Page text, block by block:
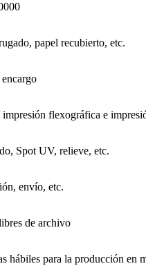
papel recubierto, etc.
flexográfica e
Spot UV, relieve, etc.
envío, etc.
de archivo
hábiles para la producción en